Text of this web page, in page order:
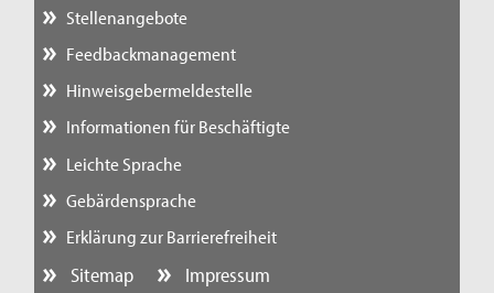
Stellenangebote
Feedbackmanagement
Hinweisgebermeldestelle
Informationen für Beschäftigte
Leichte Sprache
Gebärdensprache
Erklärung zur Barrierefreiheit
Sitemap Impressum